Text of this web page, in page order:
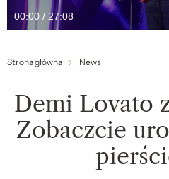
00:00 / 27:08
Strona główna News
Demi Lovato
Zobaczcie